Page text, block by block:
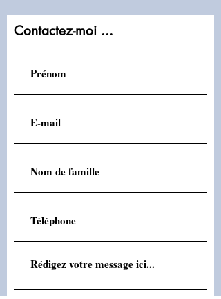
Contactez-moi ...